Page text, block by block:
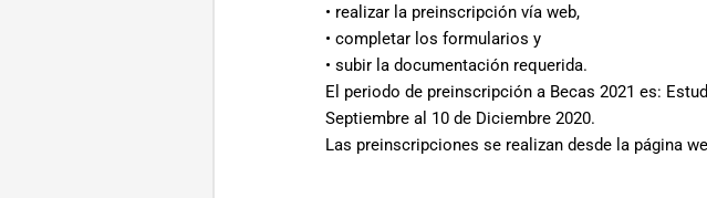
• realizar la preinscripción vía web,
• completar los formularios y
• subir la documentación requerida.
El periodo de preinscripción a Becas 2021 es:
Septiembre al 10 de Diciembre 2020.
Las preinscripciones se realizan desde la página